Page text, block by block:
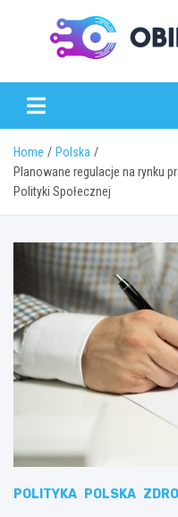
Home
Polska
Planowane regulacje na rynku
Polityki Społecznej
POLITYKA POLSKA